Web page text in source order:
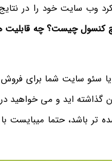
وب سایت خود را در
کنسول چیست؟ چه قابلیت
یا سئو سایت شما برای
گذاشته اید و می خواهید
تر باشد، حتما میبایست با